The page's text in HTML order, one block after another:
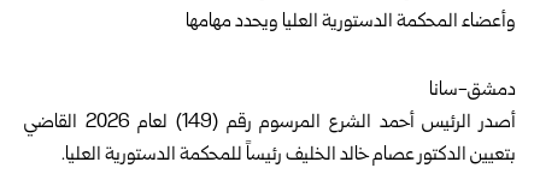
دمشق-سانا
أصدر الرئيس أحمد الشرع
المرسوم رقم ‌‎(149) لعام 2026 القاضي
بتعيين ‏الدكتور عصام خالد الخليف رئيساً للمحكمة الدستورية العليا.‏